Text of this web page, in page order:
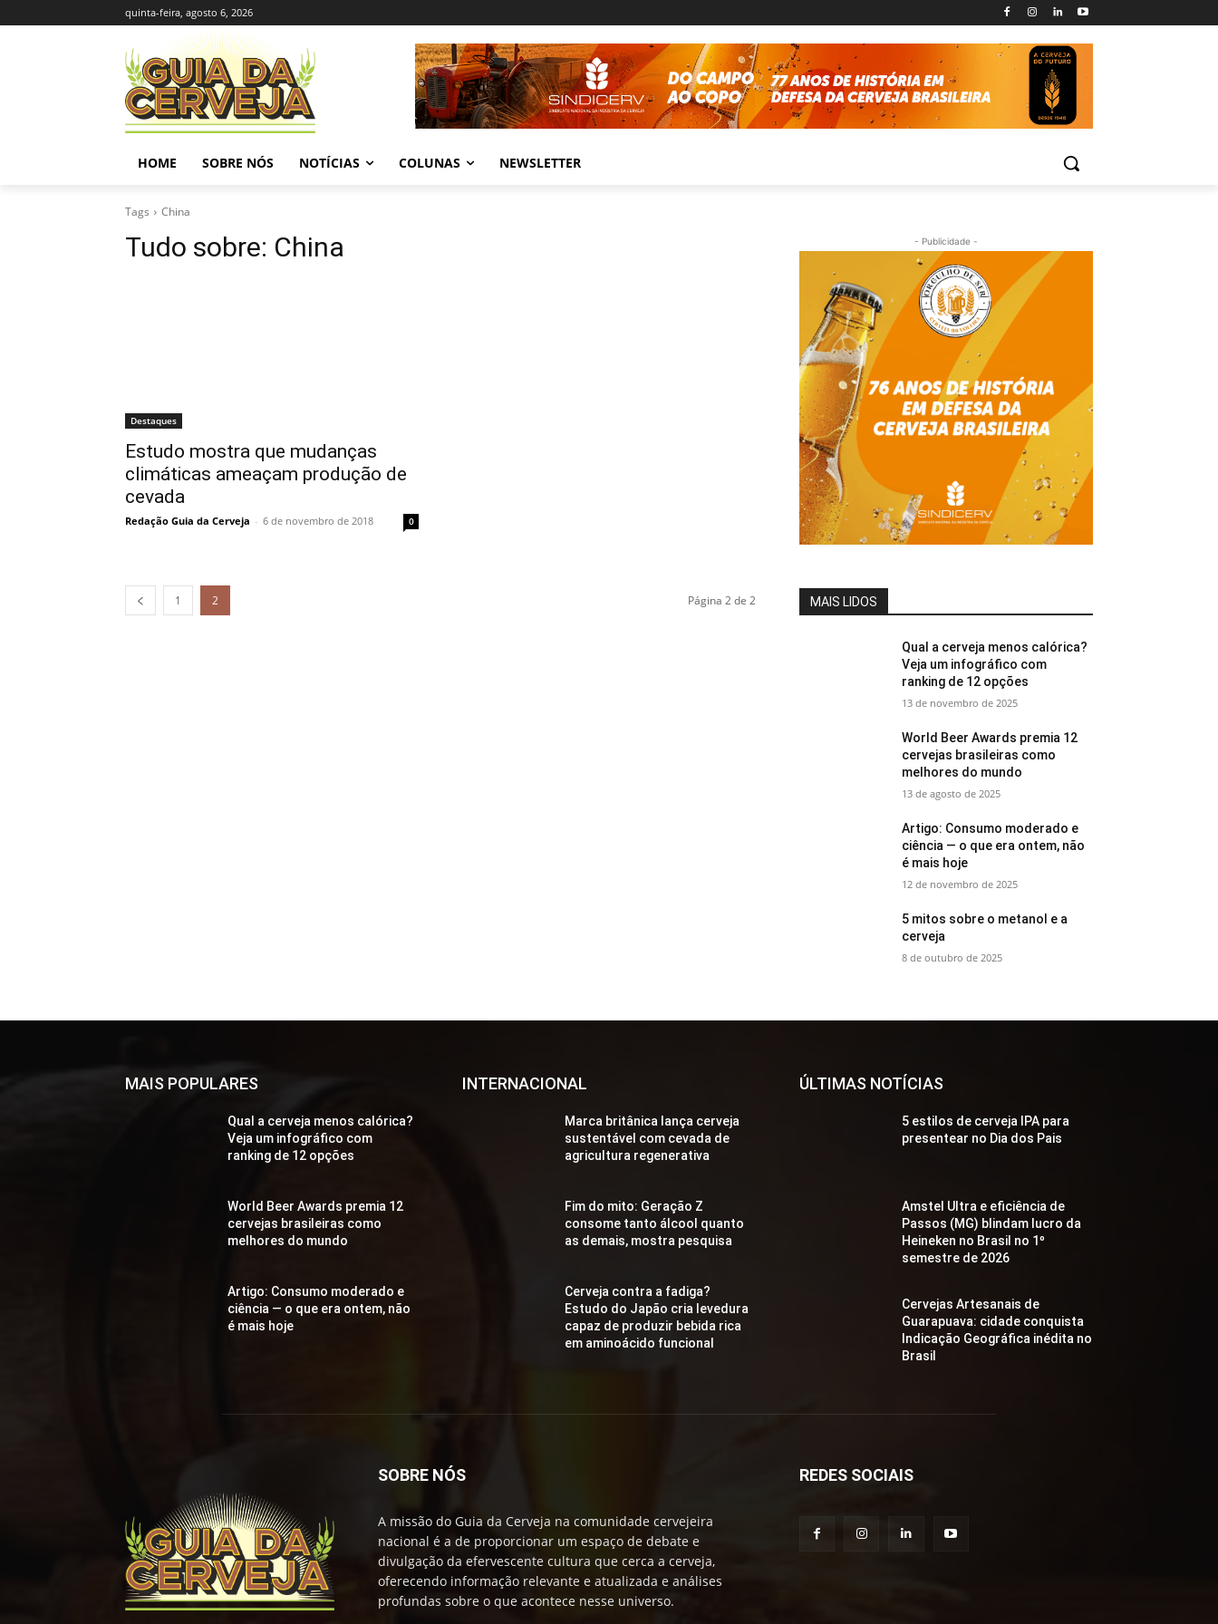
quinta-feira, agosto 6, 2026
HOME SOBRE NÓS NOTÍCIAS COLUNAS NEWSLETTER
Tags China
Tudo sobre: China
Destaques
Estudo mostra que mudanças
climáticas ameaçam produção de
cevada
Redação Guia da Cerveja - 6 de novembro de 2018 0
1 2 Página 2 de 2
- Publicidade -
MAIS LIDOS
Qual a cerveja menos calórica?
Veja um infográfico com
ranking de 12 opções
13 de novembro de 2025
World Beer Awards premia 12
cervejas brasileiras como
melhores do mundo
13 de agosto de 2025
Artigo: Consumo moderado e
ciência — o que era ontem, não
é mais hoje
12 de novembro de 2025
5 mitos sobre o metanol e a
cerveja
8 de outubro de 2025
MAIS POPULARES
Qual a cerveja menos calórica?
Veja um infográfico com
ranking de 12 opções
World Beer Awards premia 12
cervejas brasileiras como
melhores do mundo
Artigo: Consumo moderado e
ciência — o que era ontem, não
é mais hoje
INTERNACIONAL
Marca britânica lança cerveja
sustentável com cevada de
agricultura regenerativa
Fim do mito: Geração Z
consome tanto álcool quanto
as demais, mostra pesquisa
Cerveja contra a fadiga?
Estudo do Japão cria levedura
capaz de produzir bebida rica
em aminoácido funcional
ÚLTIMAS NOTÍCIAS
5 estilos de cerveja IPA para
presentear no Dia dos Pais
Amstel Ultra e eficiência de
Passos (MG) blindam lucro da
Heineken no Brasil no 1º
semestre de 2026
Cervejas Artesanais de
Guarapuava: cidade conquista
Indicação Geográfica inédita no
Brasil
SOBRE NÓS
A missão do Guia da Cerveja na comunidade cervejeira
nacional é a de proporcionar um espaço de debate e
divulgação da efervescente cultura que cerca a cerveja,
oferecendo informação relevante e atualizada e análises
profundas sobre o que acontece nesse universo.
REDES SOCIAIS